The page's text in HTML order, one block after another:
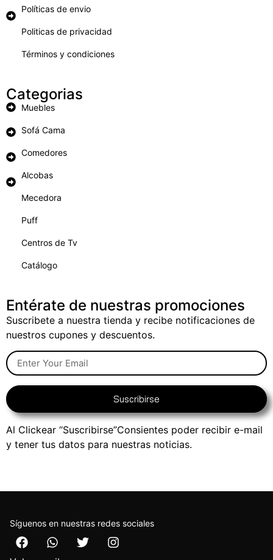
Políticas de envio
Politicas de privacidad
Términos y condiciones
Categorias
Muebles
Sofá Cama
Comedores
Alcobas
Mecedora
Puff
Centros de Tv
Catálogo
Entérate de nuestras promociones
Suscribete a nuestra tienda y recibe notificaciones de
nuestros cupones y descuentos.
Suscribirse
Al Clickear “Suscribirse”Consientes poder recibir e-mail
y tener tus datos para nuestras noticias.
Síguenos en nuestras redes sociales